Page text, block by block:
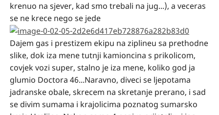
krenuo na sjever, kad smo trebali na jug...), a veceras
se ne krece nego se jede
Dajem gas i prestizem ekipu na ziplineu sa prethodne
slike, dok iza mene tutnji kamioncina s prikolicom,
covjek vozi super, stalno je iza mene, koliko god ja
glumio Doctora 46...Naravno, diveci se ljepotama
jadranske obale, skrecem na skretanje prerano, i sad
se divim sumama i krajolicima poznatog sumarsko